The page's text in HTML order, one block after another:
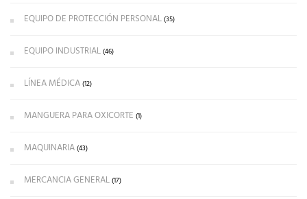
EQUIPO DE PROTECCIÓN PERSONAL(35)
EQUIPO INDUSTRIAL(46)
LÍNEA MÉDICA(12)
MANGUERA PARA OXICORTE (1)
MAQUINARIA(43)
MERCANCIA GENERAL(17)